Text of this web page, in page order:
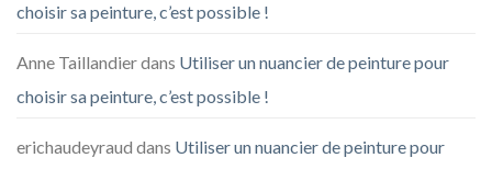
choisir sa peinture, c’est possible !
Anne Taillandierdans Utiliser un nuancier de peinture pour
choisir sa peinture, c’est possible !
erichaudeyraud dans Utiliser un nuancier de peinture pour